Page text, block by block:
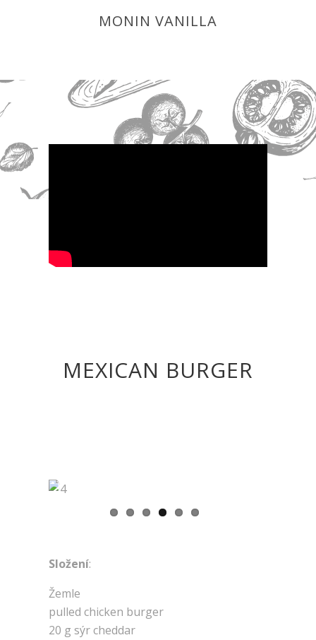
MONIN VANILLA
MEXICAN BURGER
Složení:
Žemle
pulled chicken burger
20 g sýr cheddar